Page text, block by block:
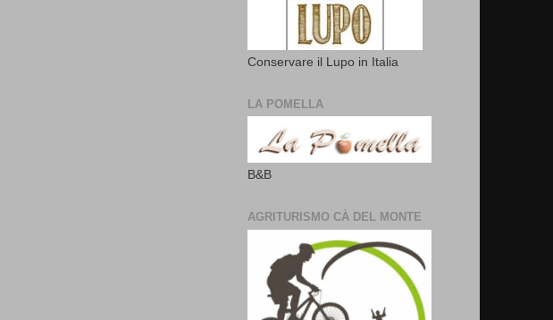
Conservare il Lupo in Italia
LA POMELLA
B&B
AGRITURISMO CÀ DEL MONTE